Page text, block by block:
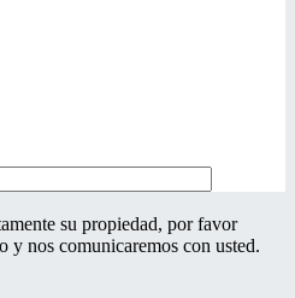
su propiedad, por favor
y nos comunicaremos con usted.